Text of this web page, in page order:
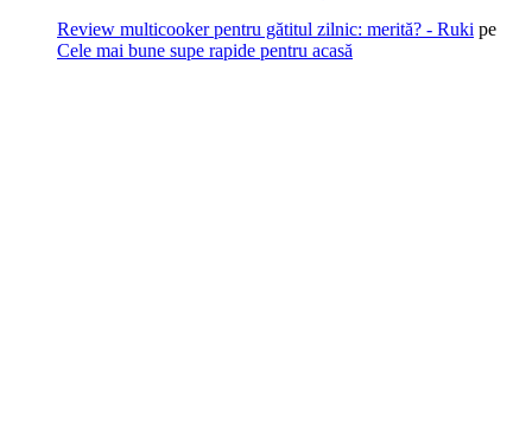
Review multicooker pentru gătitul zilnic: merită? - Ruki pe
Cele mai bune supe rapide pentru acasă